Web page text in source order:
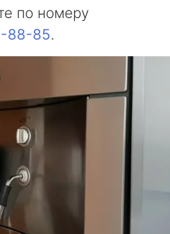
по номеру
88-85.